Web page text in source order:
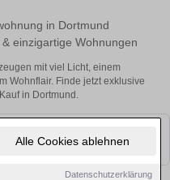
Alle Cookies ablehnen
Datenschutzerklärung
in Dortmund
einzigartige Wohnungen
mit viel Licht, einem
Wohnflair. Finde jetzt exklusive
in Dortmund.
Objekte finden. Schauen Sie